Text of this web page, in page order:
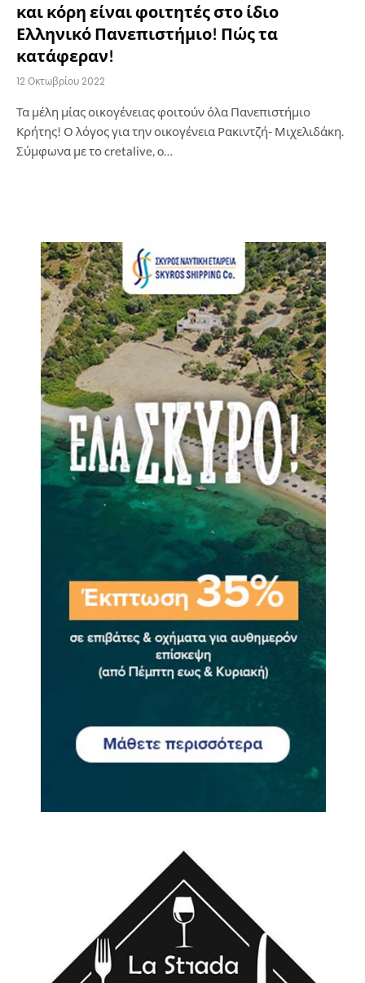
και κόρη είναι φοιτητές στο ίδιο
Ελληνικό Πανεπιστήμιο! Πώς τα
κατάφεραν!
12 Οκτωβρίου 2022
Τα μέλη μίας οικογένειας φοιτούν όλα Πανεπιστήμιο
Κρήτης! Ο λόγος για την οικογένεια Ρακιντζή- Μιχελιδάκη.
Σύμφωνα με το cretalive, o…